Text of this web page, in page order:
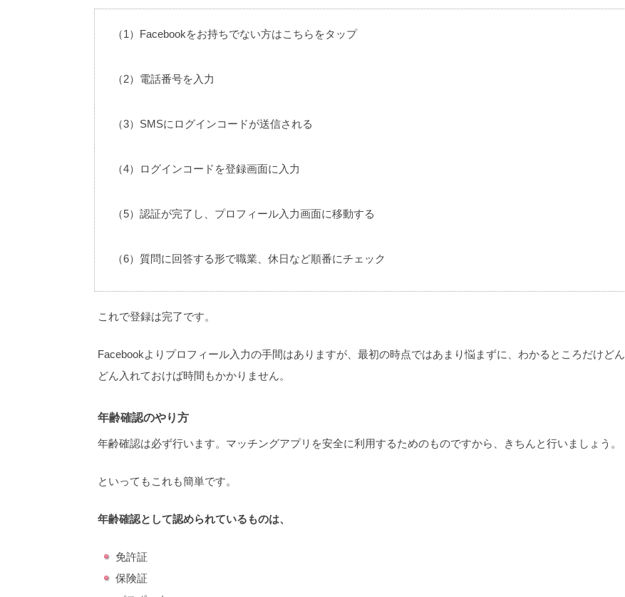
（1）Facebookをお持ちでない方はこちらをタップ
（2）電話番号を入力
（3）SMSにログインコードが送信される
（4）ログインコードを登録画面に入力
（5）認証が完了し、プロフィール入力画面に移動する
（6）質問に回答する形で職業、休日など順番にチェック
これで登録は完了です。
Facebookよりプロフィール入力の手間はありますが、最初の時点ではあまり悩まずに、わかるところだけどん
どん入れておけば時間もかかりません。
年齢確認のやり方
年齢確認は必ず行います。マッチングアプリを安全に利用するためのものですから、きちんと行いましょう。
といってもこれも簡単です。
年齢確認として認められているものは、
免許証
保険証